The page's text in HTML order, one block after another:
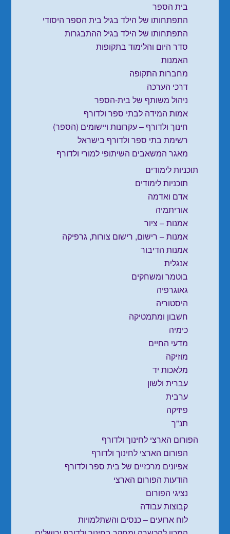
בית הספר
התפתחותו של הילד בגיל בית הספר היסודי
התפתחותו של הילד בגיל ההתבגרות
סדר היום והלימוד בתקופות
האמנות
מחברות התקופה
דרכי הערכה
ניהול משותף של בית-הספר
אמות המידה לבתי ספר ולדורף
חינוך ולדורף – עקרונות ויישומים (הספר)
רשימת בתי ספר ולדורף בישראל
מאגר המשאבים השיתופי למורי ולדורף
תוכניות לימודים
תוכניות לימודים
אדם ואדמה
אוריתמיה
אמנות – ציור
אמנות – רישום, רישום צורות, גרפיקה
אמנות הדיבור
אנגלית
בוטמר ומשחקים
גאוגרפיה
היסטוריה
חשבון ומתמטיקה
כימיה
מדעי החיים
מוזיקה
מלאכות יד
עברית ולשון
ערבית
פיזיקה
תנ"ך
הפורום הארצי לחינוך ולדורף
הפורום הארצי לחינוך ולדורף
אפיונים מרכזיים של בית ספר ולדורף
הודעות הפורום הארצי
נציגי הפורום
קבוצות עבודה
לוח ארועים – כנסים והשתלמויות